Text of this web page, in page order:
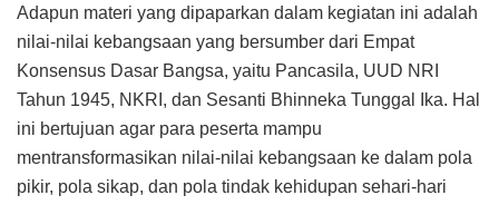
Adapun materi yang dipaparkan dalam kegiatan ini adalah
nilai-nilai kebangsaan yang bersumber dari Empat
Konsensus Dasar Bangsa, yaitu Pancasila, UUD NRI
Tahun 1945, NKRI, dan Sesanti Bhinneka Tunggal Ika. Hal
ini bertujuan agar para peserta mampu
mentransformasikan nilai-nilai kebangsaan ke dalam pola
pikir, pola sikap, dan pola tindak kehidupan sehari-hari